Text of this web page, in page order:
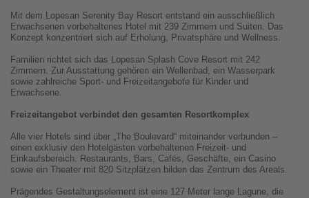
Mit dem Lopesan Serenity Bay Resort entstand ein ausschließlich
Erwachsenen vorbehaltenes Hotel mit 239 Zimmern und Suiten. Das
Konzept konzentriert sich auf Erholung, Privatsphäre und Wellness.
Familien richtet sich das Lopesan Splash Cove Resort mit 242
Zimmern. Zur Ausstattung gehören ein Wellenbad, ein Wasserpark
sowie zahlreiche Sport- und Freizeitangebote für Kinder und
Erwachsene.
Freizeitangebot verbindet den gesamten Resortkomplex
Alle vier Hotels sind über „The Boulevard“ miteinander verbunden –
einen exklusiv den Hotelgästen vorbehaltenen Freizeit- und
Einkaufsbereich. Restaurants, Bars, Cafés, Geschäfte, ein Casino
sowie ein Theater mit 820 Sitzplätzen bilden das Zentrum des Areals.
Prägendes Gestaltungselement ist eine 127 Meter lange Lagune, die